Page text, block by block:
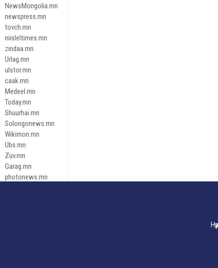
NewsMongolia.mn
newspress.mn
tovch.mn
niisleltimes.mn
zindaa.mn
Urlag.mn
ulstor.mn
caak.mn
Medeel.mn
Today.mn
Shuurhai.mn
Solongonews.mn
Wikimon.mn
Ubs.mn
Zuv.mn
Garag.mn
photonews.mn